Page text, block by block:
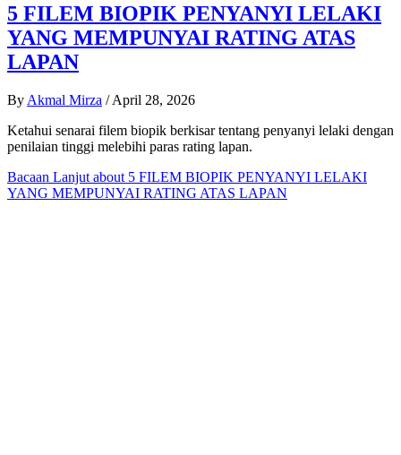
5 FILEM BIOPIK PENYANYI LELAKI
YANG MEMPUNYAI RATING ATAS
LAPAN
By Akmal Mirza / April 28, 2026
Ketahui senarai filem biopik berkisar tentang penyanyi lelaki dengan
penilaian tinggi melebihi paras rating lapan.
Bacaan Lanjut about 5 FILEM BIOPIK PENYANYI LELAKI
YANG MEMPUNYAI RATING ATAS LAPAN